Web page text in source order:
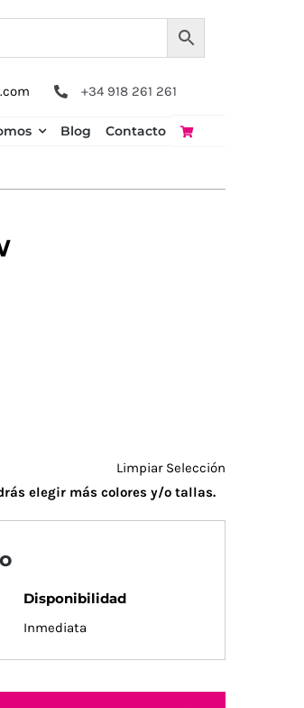
+34 918 261 261
Blog Contacto
Limpiar Selección
elegir más colores y/o tallas.
Disponibilidad
Inmediata